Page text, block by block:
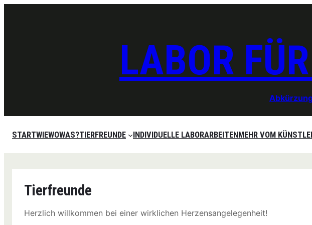
LABOR
STARTWIEWOWAS?TIERFREUNDE INDIVIDUELLE LABORARBEITENMEHR VOM
Tierfreunde
Herzlich willkommen bei einer wirklichen Herzensangelegenheit!